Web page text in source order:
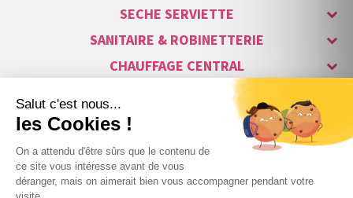
SECHE SERVIETTE
SANITAIRE & ROBINETTERIE
CHAUFFAGE CENTRAL
ALARME & SÉCURITÉ
MAISON CONNECTÉE
VISIOPHONE & INTERPHONE
LUMINAIRES & ECLAIRAGE